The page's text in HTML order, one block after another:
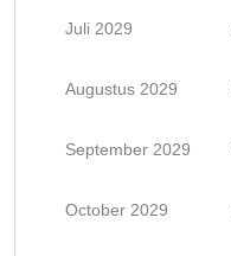
Juli 2029
Augustus 2029
September 2029
October 2029